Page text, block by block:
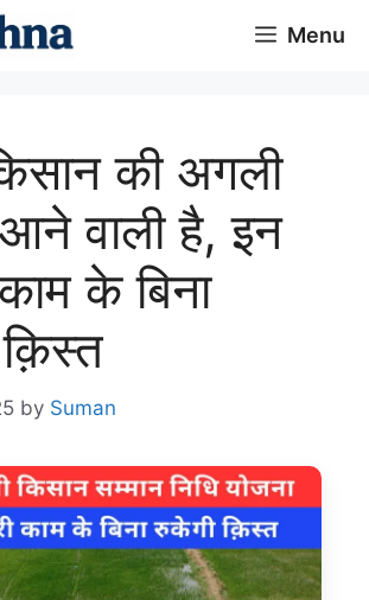
Menu
की अगली
वाली है, इन
के बिना
by Suman